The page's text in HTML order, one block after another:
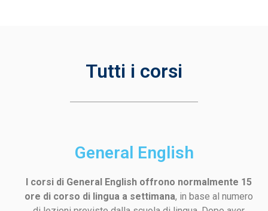
Tutti i corsi
General English
I corsi di General English offrono normalmente 15
ore di corso di lingua a settimana, in base al numero